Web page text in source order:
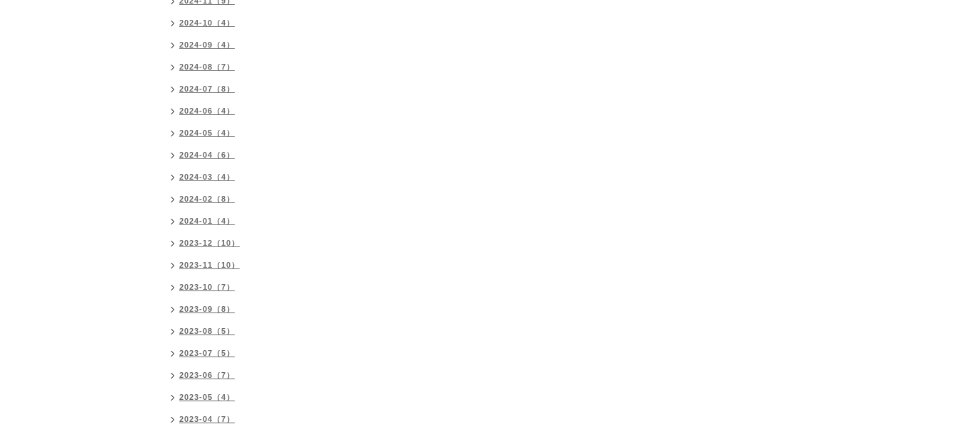
2024-10（4）
2024-09（4）
2024-08（7）
2024-07（8）
2024-06（4）
2024-05（4）
2024-04（6）
2024-03（4）
2024-02（8）
2024-01（4）
2023-12（10）
2023-11（10）
2023-10（7）
2023-09（8）
2023-08（5）
2023-07（5）
2023-06（7）
2023-05（4）
2023-04（7）